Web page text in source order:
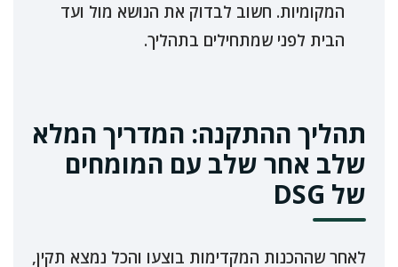
המקומיות. חשוב לבדוק את הנושא מול ועד
הבית לפני שמתחילים בתהליך.
תהליך ההתקנה: המדריך המלא
שלב אחר שלב עם המומחים
של DSG
לאחר שההכנות המקדימות בוצעו והכל נמצא תקין,